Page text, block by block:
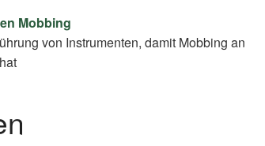
Mobbing
von Instrumenten, damit Mobbing an